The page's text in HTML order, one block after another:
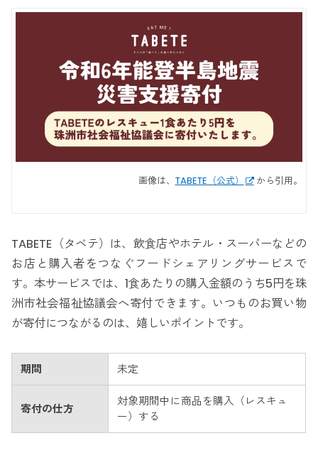
画像は、 TABETE（公式） から引用。
TABETE（タベテ）は、飲食店やホテル・スーパーなどの
お店と購入者をつなぐフードシェアリングサービスで
す。本サービスでは、1食あたりの購入金額のうち5円を珠
洲市社会福祉協議会へ寄付できます。いつものお買い物
が寄付につながるのは、嬉しいポイントです。
期間 未定
寄付の仕方
対象期間中に商品を購入（レスキュ
ー）する